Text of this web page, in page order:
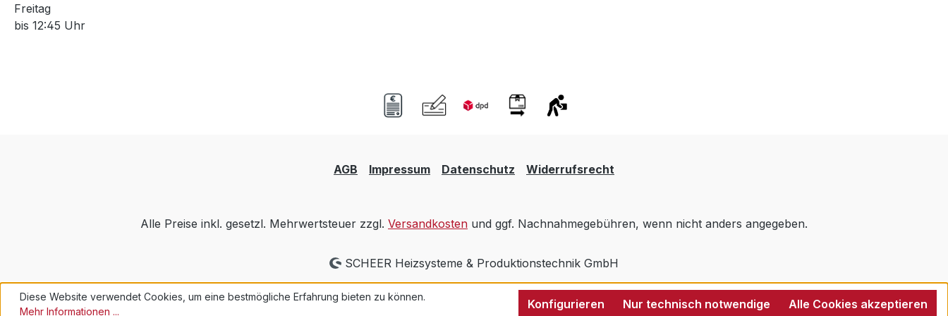
Freitag
bis 12:45 Uhr
AGB Impressum Datenschutz Widerrufsrecht
Alle Preise inkl. gesetzl. Mehrwertsteuer zzgl. Versandkosten und ggf. Nachnahmegebühren, wenn nicht anders angegeben.
SCHEER Heizsysteme & Produktionstechnik GmbH
Diese Website verwendet Cookies, um eine bestmögliche Erfahrung bieten zu können.
Mehr Informationen ...
Nur technisch notwendige
Konfigurieren Alle Cookies akzeptieren